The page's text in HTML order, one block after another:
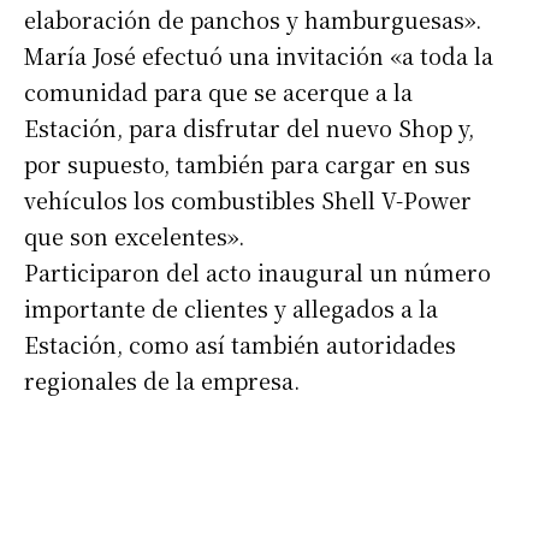
Suscribirme gratis
Dirección de correo electrónico *
elaboración de panchos y hamburguesas».
María José efectuó una invitación «a toda la
comunidad para que se acerque a la
Estación, para disfrutar del nuevo Shop y,
por supuesto, también para cargar en sus
vehículos los combustibles Shell V-Power
que son excelentes».
Participaron del acto inaugural un número
importante de clientes y allegados a la
Estación, como así también autoridades
regionales de la empresa.